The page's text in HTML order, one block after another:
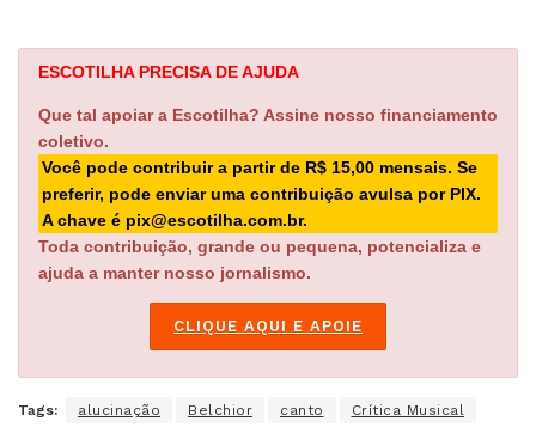
ESCOTILHA PRECISA DE AJUDA
Que tal apoiar a Escotilha? Assine nosso financiamento
coletivo.
Você pode contribuir a partir de R$ 15,00 mensais. Se
preferir, pode enviar uma contribuição avulsa por PIX.
A chave é pix@escotilha.com.br.
Toda contribuição, grande ou pequena, potencializa e
ajuda a manter nosso jornalismo.
CLIQUE AQUI E APOIE
Tags: alucinação Belchior canto Crítica Musical